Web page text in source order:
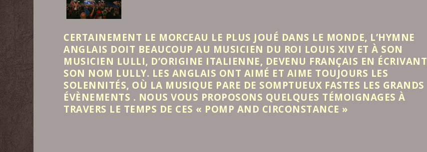
‍CERTAINEMENT LE MORCEAU LE PLUS JOUÉ DANS LE MONDE, L’HYMNE
ANGLAIS DOIT BEAUCOUP AU MUSICIEN DU ROI LOUIS XIV ET À SON
MUSICIEN LULLI, D’ORIGINE ITALIENNE, DEVENU FRANÇAIS EN ÉCRIVANT
SON NOM LULLY. LES ANGLAIS ONT AIMÉ ET AIME TOUJOURS LES
SOLENNITÉS, OÙ LA MUSIQUE PARE DE SOMPTUEUX FASTES LES GRANDS
ÉVÈNEMENTS . NOUS VOUS PROPOSONS QUELQUES TÉMOIGNAGES À
TRAVERS LE TEMPS DE CES « POMP AND CIRCONSTANCE »